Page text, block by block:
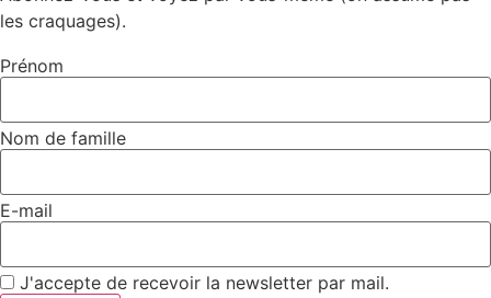
les craquages).
Prénom
Nom de famille
E-mail
J'accepte de recevoir la newsletter par mail.